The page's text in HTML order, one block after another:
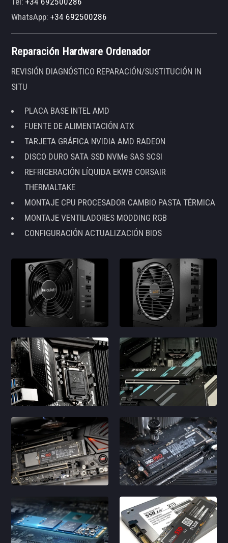
WhatsApp:+34 692500286
Reparación Hardware Ordenador
REVISIÓN DIAGNÓSTICO REPARACIÓN/SUSTITUCIÓN IN
SITU
PLACA BASE INTEL AMD
FUENTE DE ALIMENTACIÓN ATX
TARJETA GRÁFICA NVIDIA AMD RADEON
DISCO DURO SATA SSD NVMe SAS SCSI
REFRIGERACIÓN LÍQUIDA EKWB CORSAIR
THERMALTAKE
MONTAJE CPU PROCESADOR CAMBIO PASTA TÉRMICA
MONTAJE VENTILADORES MODDING RGB
CONFIGURACIÓN ACTUALIZACIÓN BIOS